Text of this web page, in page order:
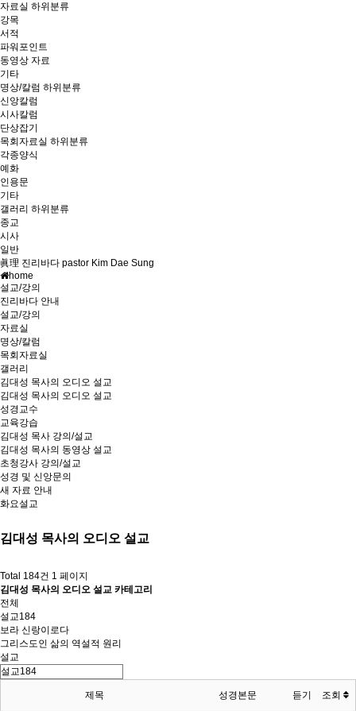
자료실 하위분류
강목
서적
파워포인트
동영상 자료
기타
명상/칼럼 하위분류
신앙칼럼
시사칼럼
단상잡기
목회자료실 하위분류
각종양식
예화
인용문
기타
갤러리 하위분류
종교
시사
일반
眞理 진리바다 pastor Kim Dae Sung
home
설교/강의
진리바다 안내
설교/강의
자료실
명상/칼럼
목회자료실
갤러리
김대성 목사의 오디오 설교
김대성 목사의 오디오 설교
성경교수
교육강습
김대성 목사 강의/설교
김대성 목사의 동영상 설교
초청강사 강의/설교
성경 및 신앙문의
새 자료 안내
화요설교
김대성 목사의 오디오 설교
Total 184건 1 페이지
김대성 목사의 오디오 설교 카테고리
전체
설교184
보라 신랑이로다
그리스도인 삶의 역설적 원리
설교
제목 성경본문 듣기 조회